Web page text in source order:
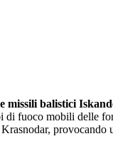
missili balistici
di fuoco mobili delle
provocando